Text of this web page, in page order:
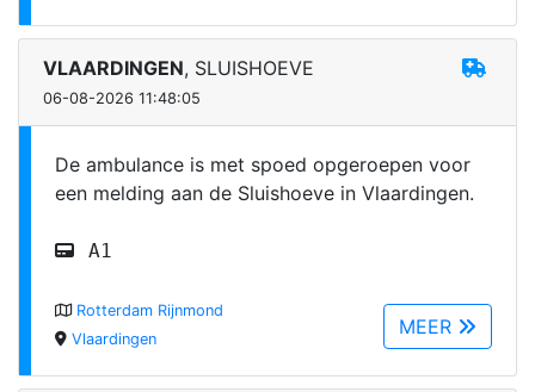
VLAARDINGEN, SLUISHOEVE
06-08-2026 11:48:05
De ambulance is met spoed opgeroepen voor
een melding aan de Sluishoeve in Vlaardingen.
A1
MEER
Rotterdam Rijnmond
Vlaardingen